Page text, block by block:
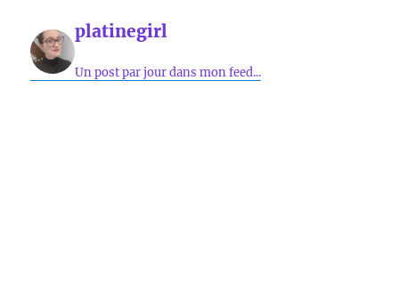
platinegirl
Un post par jour dans mon feed...